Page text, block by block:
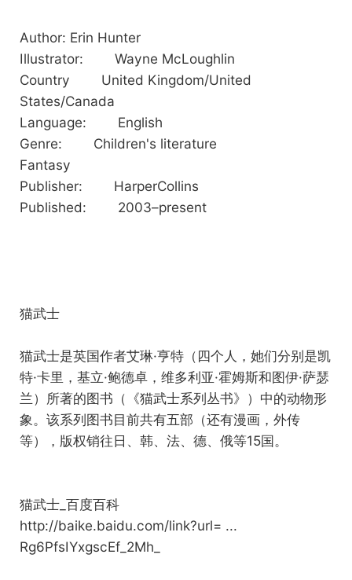
Author: Erin Hunter
Illustrator: Wayne McLoughlin
Country United Kingdom/United
States/Canada
Language: English
Genre: Children's literature
Fantasy
Publisher: HarperCollins
Published: 2003–present
猫武士
猫武士是英国作者艾琳·亨特（四个人，她们分别是凯
特·卡里，基立·鲍德卓，维多利亚·霍姆斯和图伊·萨瑟
兰）所著的图书（《猫武士系列丛书》）中的动物形
象。该系列图书目前共有五部（还有漫画，外传
等），版权销往日、韩、法、德、俄等15国。
猫武士_百度百科
http://baike.baidu.com/link?url= ...
Rg6PfsIYxgscEf_2Mh_